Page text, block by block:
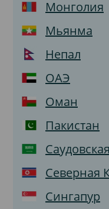
Монголия
Мьянма
Непал
ОАЭ
Оман
Пакистан
Северная
Сингапур